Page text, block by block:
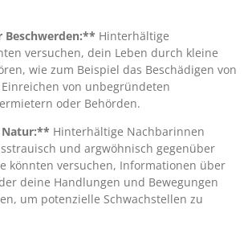
Beschwerden:** Hinterhältige
versuchen, dein Leben durch kleine
wie zum Beispiel das Beschädigen von
von unbegründeten
oder Behörden.
Natur:** Hinterhältige Nachbarinnen
und argwöhnisch gegenüber
könnten versuchen, Informationen über
deine Handlungen und Bewegungen
um potenzielle Schwachstellen zu